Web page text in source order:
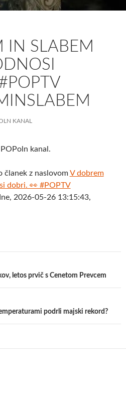
IN SLABEM
KANAL
kanal.
članek z naslovomV dobrem
dobri. 👀 #POPTV
2026-05-26 13:15:43,
letos prvič s Cenetom Prevcem
podrli majski rekord?